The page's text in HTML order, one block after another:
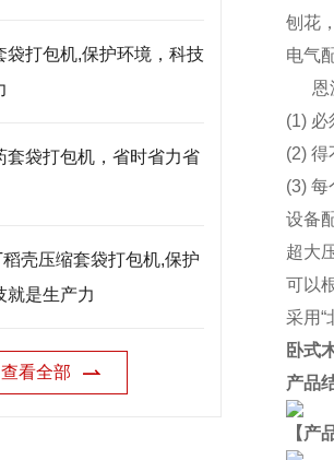
袋打包机,保护环境，科技
套袋打包机，省时省力省
壳压缩套袋打包机,保护
就是生产力
查看全部
刨花
电气
恩
(1)
(2)
(3)
设备
超大
可以
采用“
卧式
产品
【产